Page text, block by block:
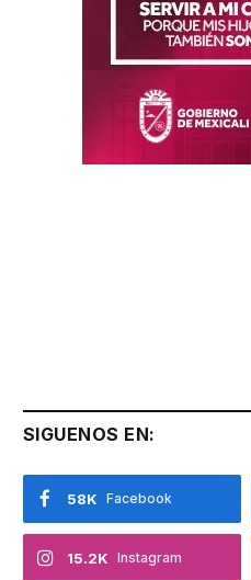
SIGUENOS EN:
Facebook
58K
Instagram
15.2K